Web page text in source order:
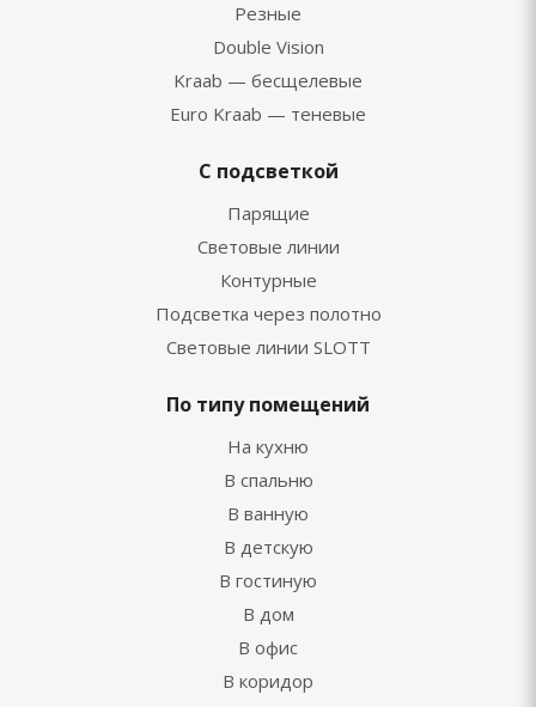
Резные
Double Vision
Kraab — бесщелевые
Euro Kraab — теневые
С подсветкой
Парящие
Световые линии
Контурные
Подсветка через полотно
Световые линии SLOTT
По типу помещений
На кухню
В спальню
В ванную
В детскую
В гостиную
В дом
В офис
В коридор